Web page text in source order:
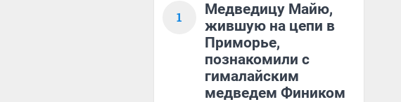
1
Медведицу Майю,
жившую на цепи в
Приморье,
познакомили с
гималайским
медведем Фиником